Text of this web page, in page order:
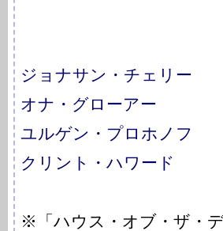
ジョナサン・チェリー
オナ・グローアー
ユルゲン・プロホノフ
クリント・ハワード
※「ハウス・オブ・ザ・